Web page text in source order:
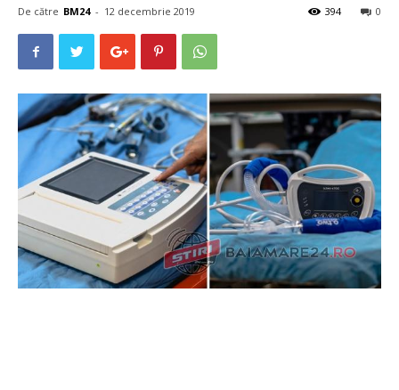
De către BM24 - 12 decembrie 2019 0
394